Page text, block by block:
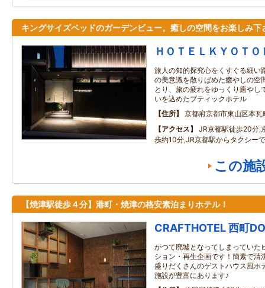
キングサイズベッドのガーデンビュー。癒しの空間をお楽しみ下
ＨＯＴＥＬＫＹＯＴＯ
旅人の知的探究心をくすぐる細い
の美意識を散りばめた癒やしの空
とり、旅の疲れをゆっくり癒やし
いを込めたブティックホテル
住所
京都府京都市東山区本瓦
アクセス
JR京都駅徒歩20分,
歩約10分,JR京都駅からタクシー
この施
【焼津駅徒歩４分】港町・焼津の格安素泊まりホテル！
CRAFTHOTEL 西町
かつて廃墟となってしまっていた
ション・再生企画です！簡素で清
盛りだくさんのゲストハウス風ホ
施設が豊富にあります♪